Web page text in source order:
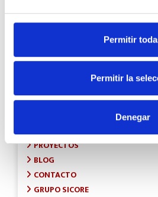
Permitir
Permitir la
Denegar
Soluciones en
de Hostelería y frío
INICIO
PROYECTOS
BLOG
CONTACTO
GRUPO SICORE